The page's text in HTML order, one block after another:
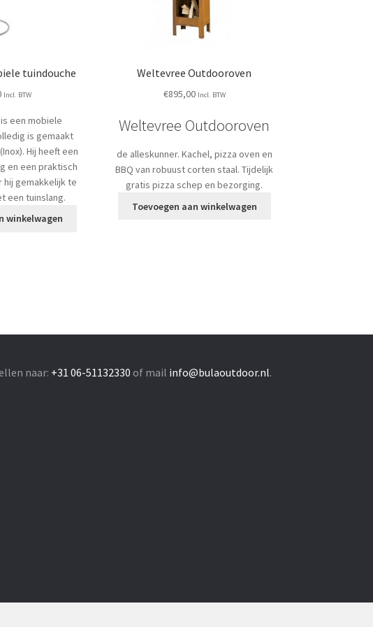
tuindouche
Incl. BTW
een mobiele
is gemaakt
Hij heeft een
en een praktisch
gemakkelijk te
een tuinslang.
winkelwagen
Weltevree Outdooroven
€895,00 Incl. BTW
Weltevree Outdooroven
de alleskunner. Kachel, pizza oven en
BBQ van robuust corten staal. Tijdelijk
gratis pizza schep en bezorging.
Toevoegen aan winkelwagen
naar: +31 06-51132330of mail info@bulaoutdoor.nl.